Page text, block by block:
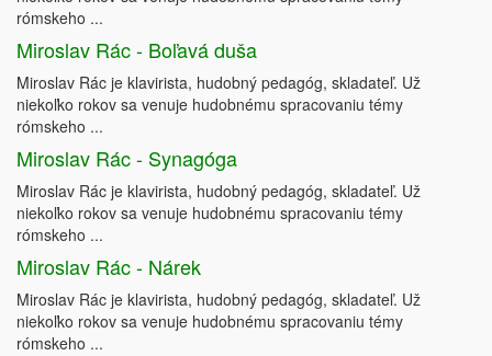
rómskeho ...
Miroslav Rác - Boľavá duša
Miroslav Rác je klavirista, hudobný pedagóg, skladateľ. Už
niekoľko rokov sa venuje hudobnému spracovaniu témy
rómskeho ...
Miroslav Rác - Synagóga
Miroslav Rác je klavirista, hudobný pedagóg, skladateľ. Už
niekoľko rokov sa venuje hudobnému spracovaniu témy
rómskeho ...
Miroslav Rác - Nárek
Miroslav Rác je klavirista, hudobný pedagóg, skladateľ. Už
niekoľko rokov sa venuje hudobnému spracovaniu témy
rómskeho ...